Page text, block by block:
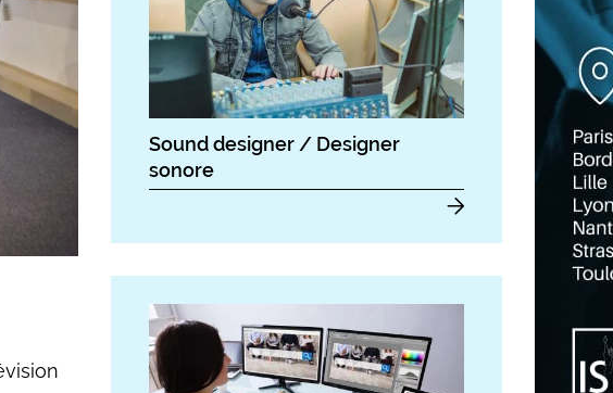
Sound designer / Designer
sonore